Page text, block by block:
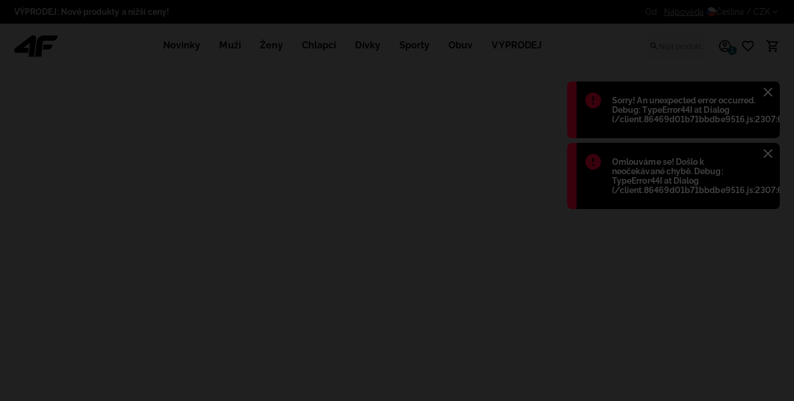
Błąd:
Sorry! An unexpected error occurred.
Debug: TypeError44I at Dialog
(/
Błąd:
Omlouváme se! Došlo k
neočekávané chybě. Debug:
TypeError44I at Dialog
(/
VÝPRODEJ: Nové produkty a nižší ceny! Získejte dodatečnou slevu pro registrované
Nápověda Čeština / CZK
Novinky Muži Ženy Chlapci Dívky Sporty Obuv VÝPRODEJ 1